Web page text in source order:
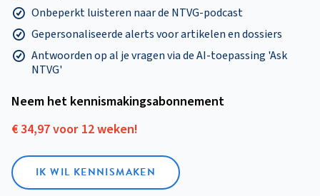
Onbeperkt luisteren naar de NTVG-podcast
Gepersonaliseerde alerts voor artikelen en dossiers
Antwoorden op al je vragen via de AI-toepassing 'Ask
NTVG'
Neem het kennismakings­abonnement
€ 34,97 voor 12 weken!
IK WIL KENNISMAKEN